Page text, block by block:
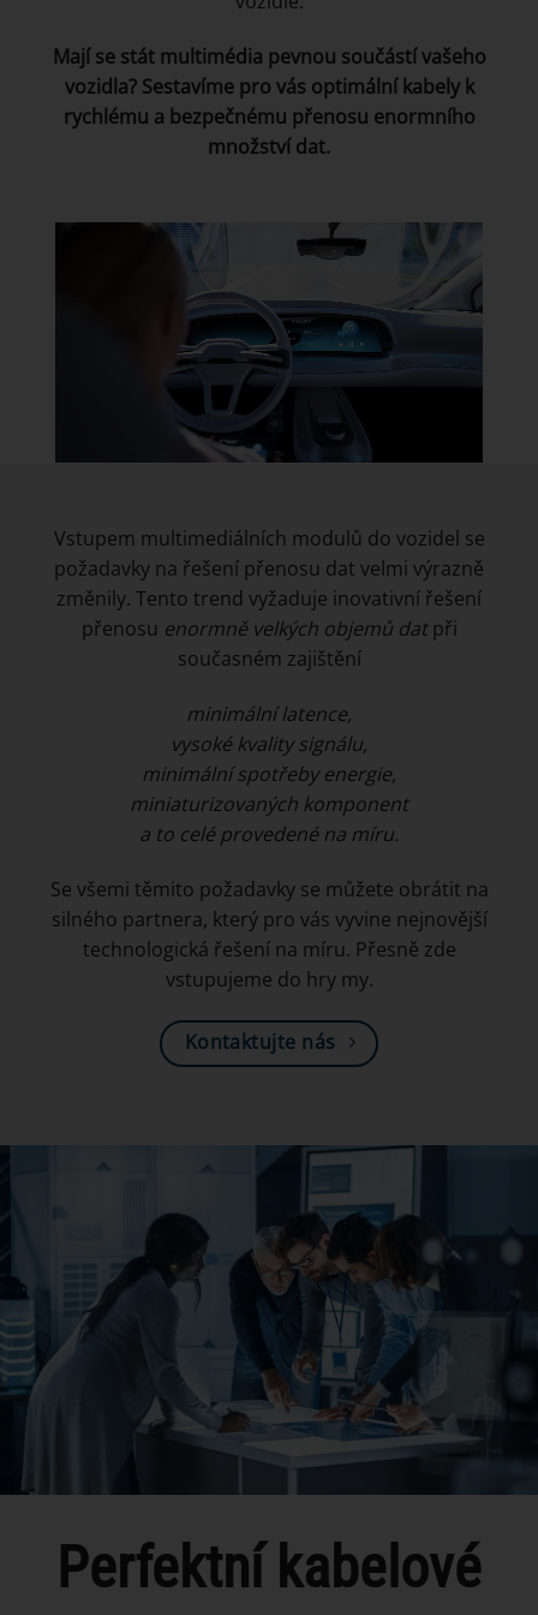
Mají se stát multimédia pevnou součástí vašeho
vozidla? Sestavíme pro vás optimální kabely k
rychlému a bezpečnému přenosu enormního
množství dat.
Vstupem multimediálních modulů do vozidel se
požadavky na řešení přenosu dat velmi výrazně
změnily. Tento trend vyžaduje inovativní řešení
přenosu enormně velkých objemů datpři
současném zajištění
minimální latence,
vysoké kvality signálu,
minimální spotřeby energie,
miniaturizovaných komponent
a to celé provedené na míru.
Se všemi těmito požadavky se můžete obrátit na
silného partnera, který pro vás vyvine nejnovější
technologická řešení na míru. Přesně zde
vstupujeme do hry my.
Kontaktujte nás
Perfektní kabelové